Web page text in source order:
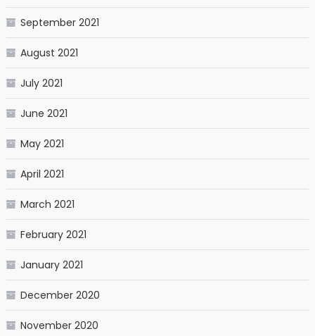
September 2021
August 2021
July 2021
June 2021
May 2021
April 2021
March 2021
February 2021
January 2021
December 2020
November 2020